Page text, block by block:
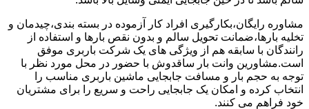
مشاوره رایگان،بکارگیری افراد کار آزموده در بسته بندی،چیدمان و
تخلیه بارها،ضمانت تحویل سالم و بدون نقص بارها و استفاده از
رانندگان با سابقه هم از ویژگی های یک شرکت باربری موفق
است.مشاورین وانت بار ساقدوش با حضور در محل مورد نظر با
توجه به حجم بار و مسافت جابجایی ماشین باربری مناسب را
انتخاب کرده و امکان یک جابجایی راحت و سریع را برای مشتریان
خود فراهم می کنند.